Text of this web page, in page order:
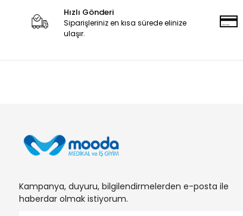
Hızlı Gönderi
Siparişleriniz en kısa sürede elinize
ulaşır.
Kampanya, duyuru, bilgilendirmelerden e-posta ile
haberdar olmak istiyorum.